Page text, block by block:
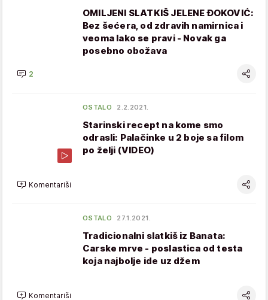
OMILJENI SLATKIŠ JELENE ĐOKOVIĆ:
Bez šećera, od zdravih namirnica i
veoma lako se pravi - Novak ga
posebno obožava
2
OSTALO 2.2.2021.
Starinski recept na kome smo
odrasli: Palačinke u 2 boje sa filom
po želji (VIDEO)
Komentariši
OSTALO 27.1.2021.
Tradicionalni slatkiš iz Banata:
Carske mrve - poslastica od testa
koja najbolje ide uz džem
Komentariši